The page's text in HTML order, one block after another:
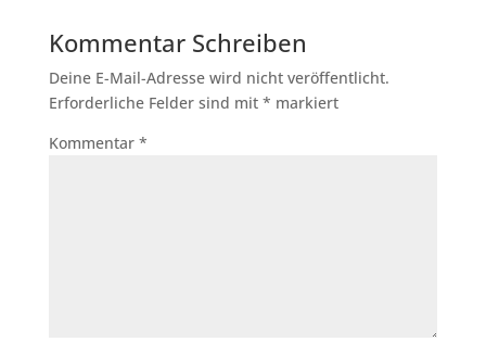
Kommentar Schreiben
Deine E-Mail-Adresse wird nicht veröffentlicht.
Erforderliche Felder sind mit * markiert
Kommentar *